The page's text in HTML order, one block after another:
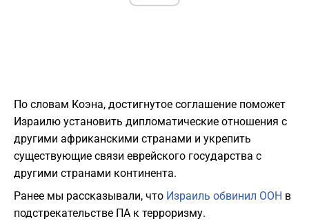
По словам Коэна, достигнутое соглашение поможет
Израилю установить дипломатические отношения с
другими африканскими странами и укрепить
существующие связи еврейского государства с
другими странами континента.
Ранее мы рассказывали, что Израиль обвинил ООН в
подстрекательстве ПА к терроризму.